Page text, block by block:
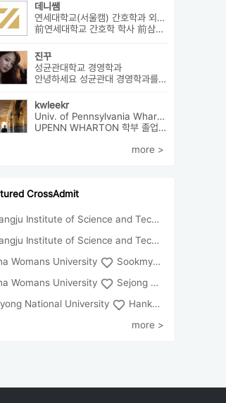
데니쌤
연세대학교(서울캠) 간호학과 외3개
前연세대학교 간호학 학사 前삼성서울병원 암병원 수술실 RN 前대치동...
진꾸
성균관대학교 경영학과
안녕하세요 성균관대 경영학과를 졸업하고 현재 패션 회사 기획자로 있습니...
kwleekr
Univ. of Pennsylvania Wharton(Finance) 외2개
UPENN WHARTON 학부 졸업 / 전략컨설팅사 근무 / HBS MBA 재학 중 ...
more >
CrossAdmit
Gwangju Institute of Science and Technology
Gwangju Institute of Science and Technology
Womans University
Sookmyung Women's University
Womans University
Sejong University
National University
Hankuk University of Foreign Studies(Global Campus
more >